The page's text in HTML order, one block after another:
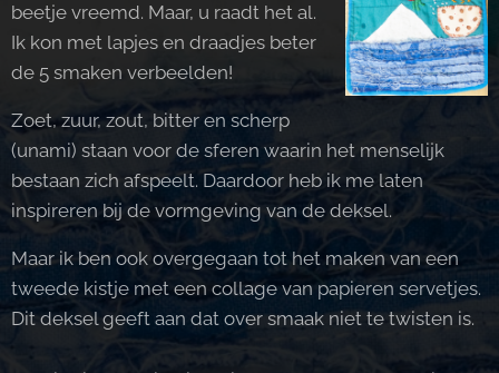
beetje vreemd. Maar, u raadt het al.
Ik kon met lapjes en draadjes beter
de 5 smaken verbeelden!
Zoet, zuur, zout, bitter en scherp
(unami) staan voor de sferen waarin het menselijk
bestaan zich afspeelt. Daardoor heb ik me laten
inspireren bij de vormgeving van de deksel.
Maar ik ben ook overgegaan tot het maken van een
tweede kistje met een collage van papieren servetjes.
Dit deksel geeft aan dat over smaak niet te twisten is.